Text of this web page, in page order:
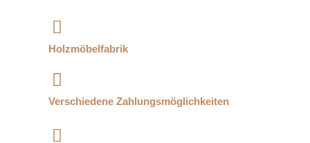
Holzmöbelfabrik
Verschiedene Zahlungsmöglichkeiten